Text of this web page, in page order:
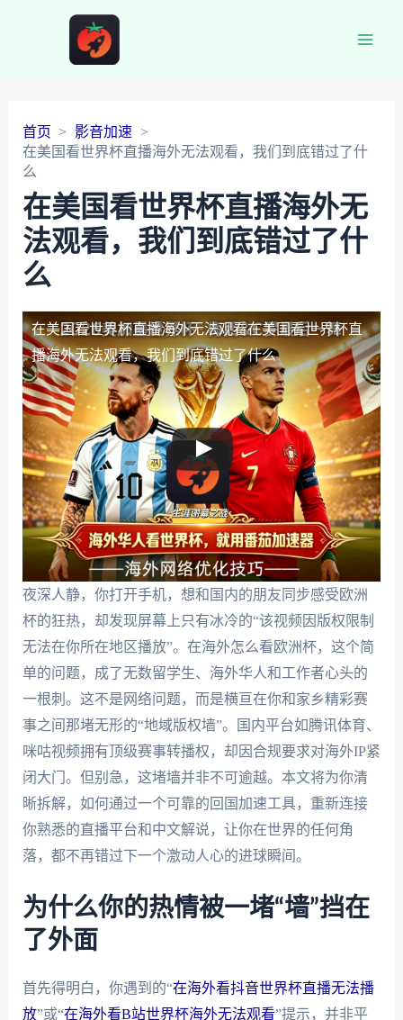
首页
影音加速
在美国看世界杯直播海外无法观看，我们到底错过了什
么
在美国看世界杯直播海外无
法观看，我们到底错过了什
么
在美国看世界杯直播海外无法观看在美国看世界杯直
播海外无法观看，我们到底错过了什么
夜深人静，你打开手机，想和国内的朋友同步感受欧洲
杯的狂热，却发现屏幕上只有冰冷的“该视频因版权限制
无法在你所在地区播放”。在海外怎么看欧洲杯，这个简
单的问题，成了无数留学生、海外华人和工作者心头的
一根刺。这不是网络问题，而是横亘在你和家乡精彩赛
事之间那堵无形的“地域版权墙”。国内平台如腾讯体育、
咪咕视频拥有顶级赛事转播权，却因合规要求对海外IP紧
闭大门。但别急，这堵墙并非不可逾越。本文将为你清
晰拆解，如何通过一个可靠的回国加速工具，重新连接
你熟悉的直播平台和中文解说，让你在世界的任何角
落，都不再错过下一个激动人心的进球瞬间。
为什么你的热情被一堵“墙”挡在
了外面
首先得明白，你遇到的“在海外看抖音世界杯直播无法播
放”或“在海外看B站世界杯海外无法观看”提示，并非平